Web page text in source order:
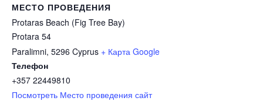
МЕСТО ПРОВЕДЕНИЯ
Protaras Beach (Fig Tree Bay)
Protara 54
Paralimni, 5296 Cyprus + Карта Google
Телефон
+357 22449810
Посмотреть Место проведения сайт